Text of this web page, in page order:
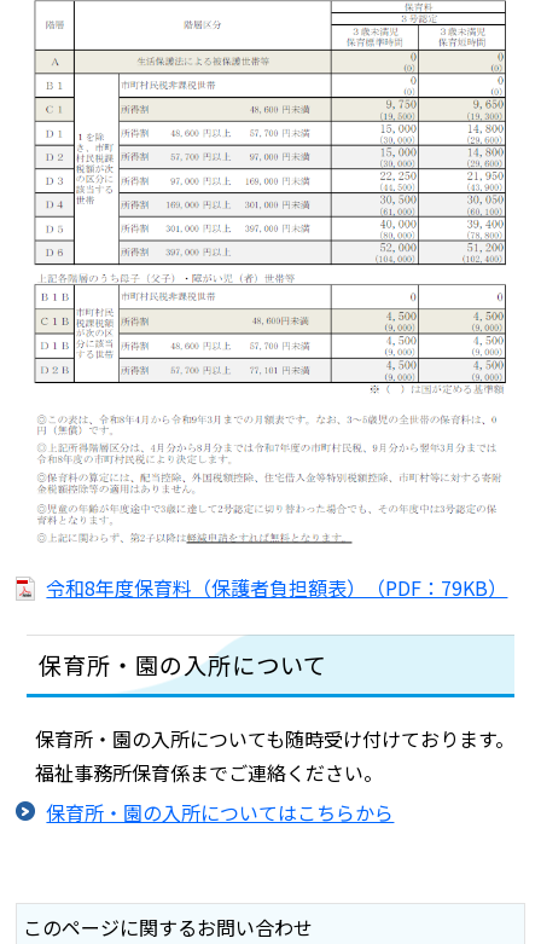
令和8年度保育料（保護者負担額表）（PDF：79KB）
保育所・園の入所について
保育所・園の入所についても随時受け付けております。
福祉事務所保育係までご連絡ください。
保育所・園の入所についてはこちらから
このページに関するお問い合わせ